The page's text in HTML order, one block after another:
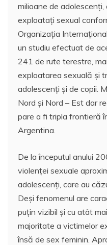
milioane de
exploataţi sexual
Organizaţia
un studiu efectuat de
241 de rute terestre,
exploatarea sexuală şi
adolescenţi şi de copii.
Nord şi Nord – Est dar
pare a fi tripla frontieră
Argentina.
De la începutul anului
violenţei sexuale
adolescenţi, care au
Deşi fenomenul are
puţin vizibil şi cu atât
majoritate a victimelor
însă de sex feminin.